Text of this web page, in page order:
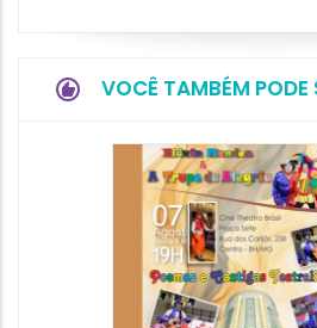
VOCÊ TAMBÉM PODE